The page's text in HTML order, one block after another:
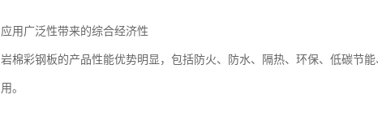
应用广泛性带来的综合经济性
岩棉彩钢板的产品性能优势明显，包括防火、防水、隔热、环保、低碳节
用。